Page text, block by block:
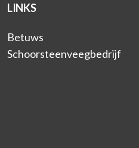
LINKS
Betuws
Schoorsteenveegbedrijf